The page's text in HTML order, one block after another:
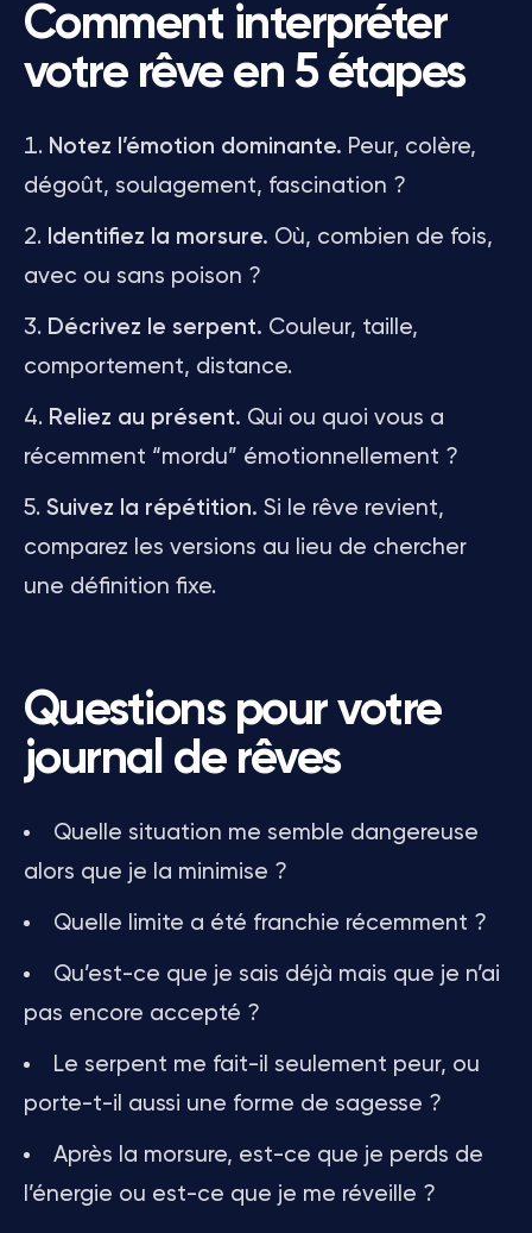
Comment interpréter
votre rêve en 5 étapes
Notez l’émotion dominante. Peur, colère,
dégoût, soulagement, fascination ?
Identifiez la morsure. Où, combien de fois,
avec ou sans poison ?
Décrivez le serpent. Couleur, taille,
comportement, distance.
Reliez au présent. Qui ou quoi vous a
récemment “mordu” émotionnellement ?
Suivez la répétition. Si le rêve revient,
comparez les versions au lieu de chercher
une définition fixe.
Questions pour votre
journal de rêves
Quelle situation me semble dangereuse
alors que je la minimise ?
Quelle limite a été franchie récemment ?
Qu’est-ce que je sais déjà mais que je n’ai
pas encore accepté ?
Le serpent me fait-il seulement peur, ou
porte-t-il aussi une forme de sagesse ?
Après la morsure, est-ce que je perds de
l’énergie ou est-ce que je me réveille ?